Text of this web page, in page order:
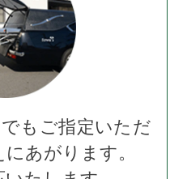
もご指定いただ
あがります。